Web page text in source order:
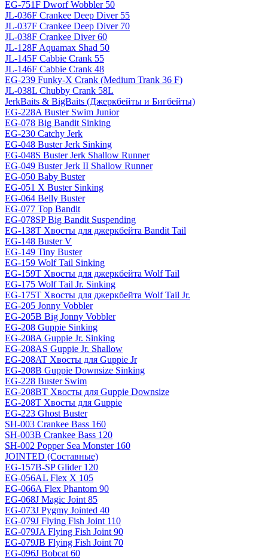
EG-751F Dworf Wobbler 50
JL-036F Crankee Deep Diver 55
JL-037F Crankee Deep Diver 70
JL-038F Crankee Diver 60
JL-128F Aquamax Shad 50
JL-145F Cabbie Crank 55
JL-146F Cabbie Crank 48
EG-239 Funky-X Crank (Medium Trank 36 F)
JL-038L Chubby Crank 58L
JerkBaits & BigBaits (Джеркбейты и Бигбейты)
EG-228A Buster Swim Junior
EG-078 Big Bandit Sinking
EG-230 Catchy Jerk
EG-048 Buster Jerk Sinking
EG-048S Buster Jerk Shallow Runner
EG-049 Buster Jerk II Shallow Runner
EG-050 Baby Buster
EG-051 X Buster Sinking
EG-064 Belly Buster
EG-077 Top Bandit
EG-078SP Big Bandit Suspending
EG-138T Хвосты для джеркбейта Bandit Tail
EG-148 Buster V
EG-149 Tiny Buster
EG-159 Wolf Tail Sinking
EG-159T Хвосты для джеркбейта Wolf Tail
EG-175 Wolf Tail Jr. Sinking
EG-175T Хвосты для джеркбейта Wolf Tail Jr.
EG-205 Jonny Vobbler
EG-205B Big Jonny Vobbler
EG-208 Guppie Sinking
EG-208A Guppie Jr. Sinking
EG-208AS Guppie Jr. Shallow
EG-208AT Хвосты для Guppie Jr
EG-208B Guppie Downsize Sinking
EG-228 Buster Swim
EG-208BT Хвосты для Guppie Downsize
EG-208T Хвосты для Guppie
EG-223 Ghost Buster
SH-003 Crankee Bass 160
SH-003B Crankee Bass 120
SH-002 Popper Sea Monster 160
JOINTED (Составные)
EG-157B-SP Glider 120
EG-056AL Flex X 105
EG-066A Flex Phantom 90
EG-068J Magic Joint 85
EG-073J Pygmy Jointed 40
EG-079J Flying Fish Joint 110
EG-079JA Flying Fish Joint 90
EG-079JB Flying Fish Joint 70
EG-096J Bobcat 60